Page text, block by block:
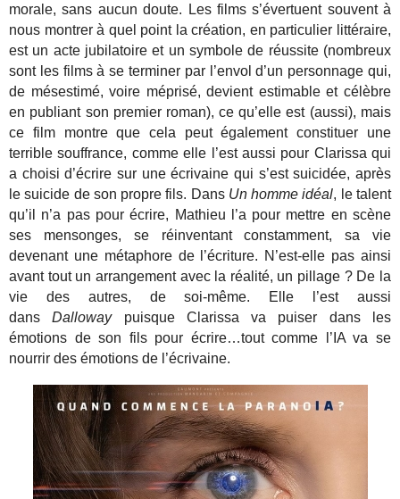
morale, sans aucun doute. Les films s’évertuent souvent à
nous montrer à quel point la création, en particulier littéraire,
est un acte jubilatoire et un symbole de réussite (nombreux
sont les films à se terminer par l’envol d’un personnage qui,
de mésestimé, voire méprisé, devient estimable et célèbre
en publiant son premier roman), ce qu’elle est (aussi), mais
ce film montre que cela peut également constituer une
terrible souffrance, comme elle l’est aussi pour Clarissa qui
a choisi d’écrire sur une écrivaine qui s’est suicidée, après
le suicide de son propre fils. Dans Un homme idéal, le talent
qu’il n’a pas pour écrire, Mathieu l’a pour mettre en scène
ses mensonges, se réinventant constamment, sa vie
devenant une métaphore de l’écriture. N’est-elle pas ainsi
avant tout un arrangement avec la réalité, un pillage ? De la
vie des autres, de soi-même. Elle l’est aussi
dansDallowaypuisque Clarissa va puiser dans les
émotions de son fils pour écrire…tout comme l’IA va se
nourrir des émotions de l’écrivaine.